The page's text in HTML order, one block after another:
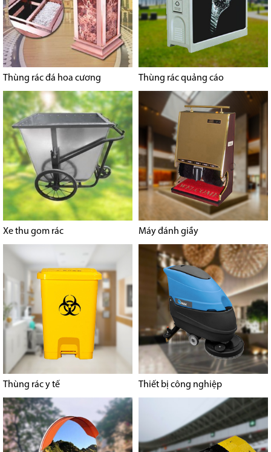
Thùng rác đá hoa cương Thùng rác quảng cáo
Xe thu gom rác Máy đánh giầy
Thùng rác y tế Thiết bị công nghiệp